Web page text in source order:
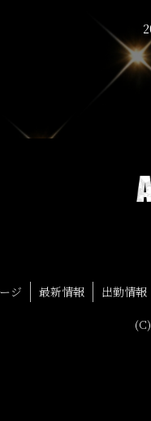
ジ 最新情報 出勤情報